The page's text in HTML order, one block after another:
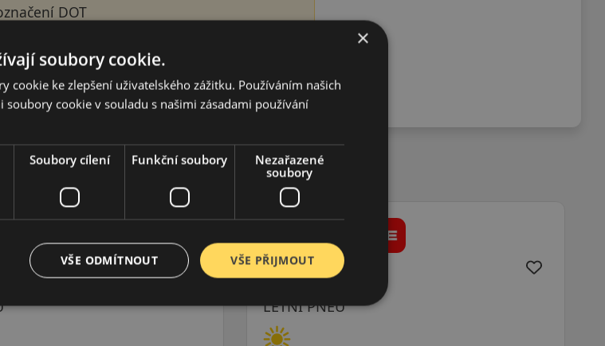
DOT
Například DOT 1522 označuje pneumatiku
týdnu roku 2022.
LETNÍ PNEU
155/65R13 (73) T
×
soubory cookie.
cookie ke zlepšení uživatelského zážitku. Používáním našich
soubory cookie v souladu s našimi zásadami používání
Soubory cílení Funkční soubory
Nezařazené
soubory
VŠE PŘIJMOUT
VŠE ODMÍTNOUT